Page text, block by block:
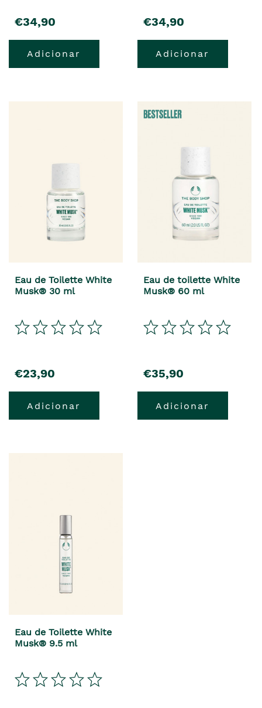
€34,90
Adicionar
€34,90
Adicionar
Eau de Toilette White
Musk® 30 ml
€23,90
Adicionar
Eau de toilette White
Musk® 60 ml
€35,90
Adicionar
Eau de Toilette White
Musk® 9.5 ml